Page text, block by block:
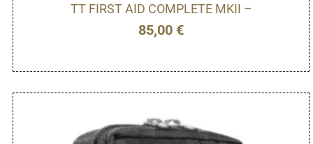
TT FIRST AID COMPLETE MKII –
85,00 €